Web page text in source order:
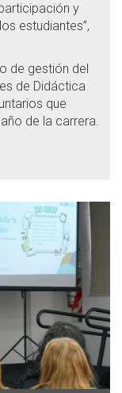
y
estudiantes”,
de gestión del
de Didáctica
que
de la carrera.